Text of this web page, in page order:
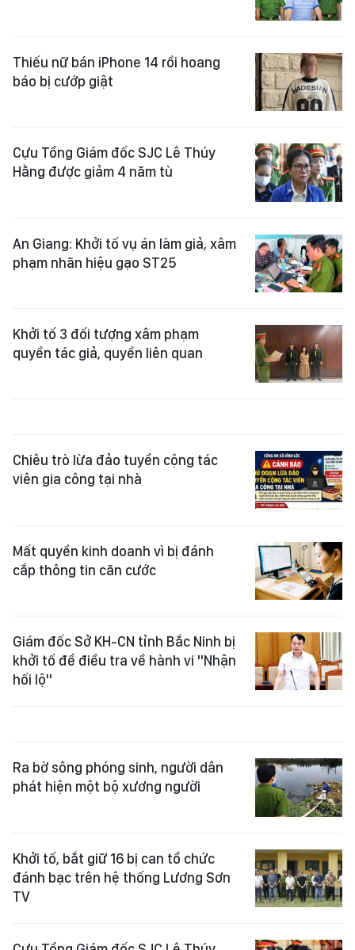
Thiếu nữ bán iPhone 14 rồi hoang
báo bị cướp giật
Cựu Tổng Giám đốc SJC Lê Thúy
Hằng được giảm 4 năm tù
An Giang: Khởi tố vụ án làm giả, xâm
phạm nhãn hiệu gạo ST25
Khởi tố 3 đối tượng xâm phạm
quyền tác giả, quyền liên quan
Chiêu trò lừa đảo tuyển cộng tác
viên gia công tại nhà
Mất quyền kinh doanh vì bị đánh
cắp thông tin căn cước
Giám đốc Sở KH-CN tỉnh Bắc Ninh bị
khởi tố để điều tra về hành vi "Nhận
hối lộ"
Ra bờ sông phóng sinh, người dân
phát hiện một bộ xương người
Khởi tố, bắt giữ 16 bị can tổ chức
đánh bạc trên hệ thống Lương Sơn
TV